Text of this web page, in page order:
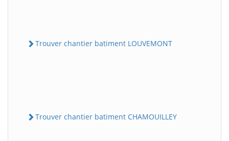
Trouver chantier batiment LOUVEMONT
Trouver chantier batiment CHAMOUILLEY